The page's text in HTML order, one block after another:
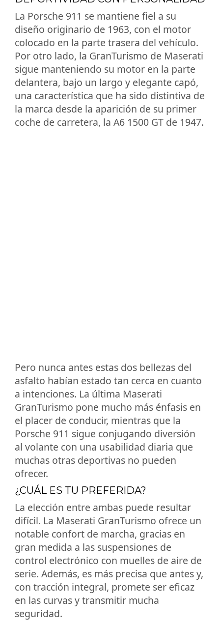
La Porsche 911 se mantiene fiel a su
diseño originario de 1963, con el motor
colocado en la parte trasera del vehículo.
Por otro lado, la GranTurismo de Maserati
sigue manteniendo su motor en la parte
delantera, bajo un largo y elegante capó,
una característica que ha sido distintiva de
la marca desde la aparición de su primer
coche de carretera, la A6 1500 GT de 1947.
Pero nunca antes estas dos bellezas del
asfalto habían estado tan cerca en cuanto
a intenciones. La última Maserati
GranTurismo pone mucho más énfasis en
el placer de conducir, mientras que la
Porsche 911 sigue conjugando diversión
al volante con una usabilidad diaria que
muchas otras deportivas no pueden
ofrecer.
¿CUÁL ES TU PREFERIDA?
La elección entre ambas puede resultar
difícil. La Maserati GranTurismo ofrece un
notable confort de marcha, gracias en
gran medida a las suspensiones de
control electrónico con muelles de aire de
serie. Además, es más precisa que antes y,
con tracción integral, promete ser eficaz
en las curvas y transmitir mucha
seguridad.